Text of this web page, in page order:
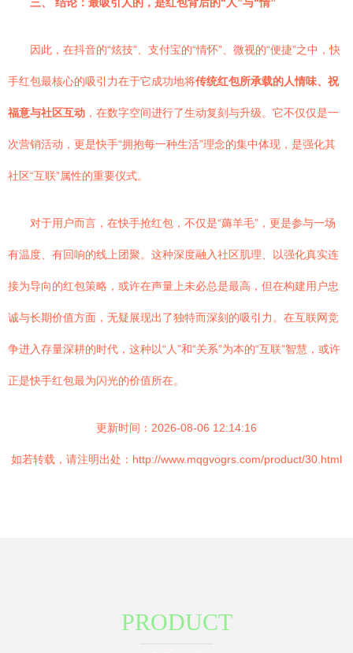
因此，在抖音的“炫技”、支付宝的“情怀”、微视的“便捷”之中，快
手红包最核心的吸引力在于它成功地将传统红包所承载的人情味、祝
福意与社区互动 ，在数字空间进行了生动复刻与升级。它不仅仅是一
次营销活动，更是快手“拥抱每一种生活”理念的集中体现，是强化其
社区“互联”属性的重要仪式。
对于用户而言，在快手抢红包，不仅是“薅羊毛”，更是参与一场
有温度、有回响的线上团聚。这种深度融入社区肌理、以强化真实连
接为导向的红包策略，或许在声量上未必总是最高，但在构建用户忠
诚与长期价值方面，无疑展现出了独特而深刻的吸引力。在互联网竞
争进入存量深耕的时代，这种以“人”和“关系”为本的“互联”智慧，或许
正是快手红包最为闪光的价值所在。
更新时间：2026-08-06 12:14:16
如若转载，请注明出处：http://www.mqgvogrs.com/product/30.html
PRODUCT